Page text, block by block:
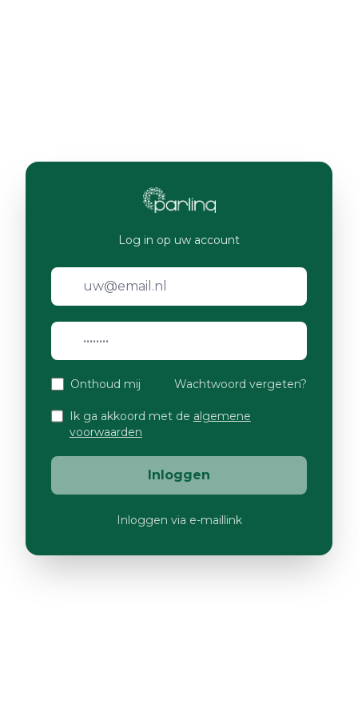
Log in op uw account
Onthoud mij Wachtwoord vergeten?
Ik ga akkoord met de algemene
voorwaarden
Inloggen
Inloggen via e-maillink